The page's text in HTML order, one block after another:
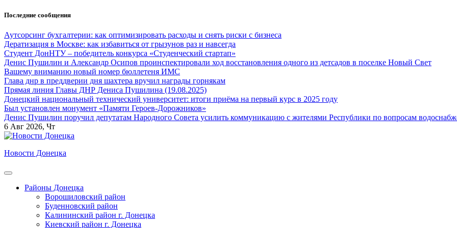
Перейти
содержанию
Последние сообщения
Аутсорсинг бухгалтерии: как оптимизировать расходы и снять риски с бизнеса
Дератизация в Москве: как избавиться от грызунов раз и навсегда
Студент ДонНТУ – победитель конкурса «Студенческий стартап»
Денис Пушилин и Александр Осипов проинспектировали ход восстановления одного из детсадов в поселке Новый Свет
Вашему вниманию новый номер бюллетеня ИМС
Глава днр в преддверии дня шахтера вручил награды горнякам
Прямая линия Главы ДНР Дениса Пушилина (19.08.2025)
Донецкий национальный технический университет: итоги приёма на первый курс в 2025 году
Был установлен монумент «Памяти Героев-Дорожников»
Денис Пушилин поручил депутатам Народного Совета усилить коммуникацию с жителями Республики по вопросам
6 Авг 2026, Чт
Новости Донецка
Районы Донецка
Ворошиловский район
Буденновский район
Калининский район г. Донецка
Киевский район г. Донецка